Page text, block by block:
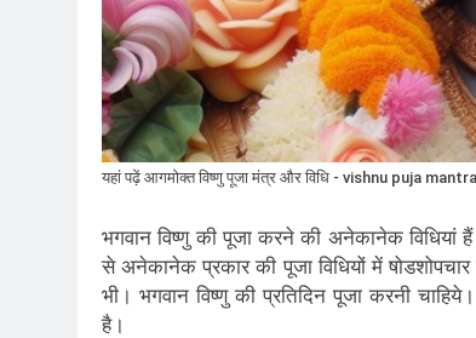
यहां पढ़ें आगमोक्त विष्णु पूजा मंत्र और विधि - vishnu puja mantra
भगवान विष्णु की पूजा करने की अनेकानेक विधियां
से अनेकानेक प्रकार की पूजा विधियों में
भी। भगवान विष्णु की प्रतिदिन पूजा करनी
है।